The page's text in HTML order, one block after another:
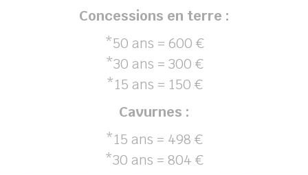
Concessions en terre :
*50 ans = 600 €
*30 ans = 300 €
*15 ans = 150 €
Cavurnes :
*15 ans = 498 €
*30 ans = 804 €